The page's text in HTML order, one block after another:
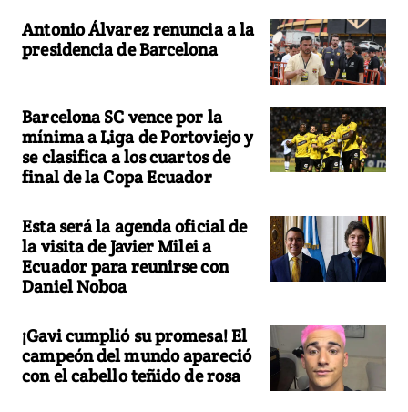
Antonio Álvarez renuncia a la
presidencia de Barcelona
Barcelona SC vence por la
mínima a Liga de Portoviejo y
se clasifica a los cuartos de
final de la Copa Ecuador
Esta será la agenda oficial de
la visita de Javier Milei a
Ecuador para reunirse con
Daniel Noboa
¡Gavi cumplió su promesa! El
campeón del mundo apareció
con el cabello teñido de rosa